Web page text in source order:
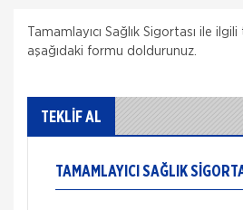
ŞUBELERIMIZ
MÜŞTERI GIRIŞI
TEKLİF AL
Tamamlayıcı Sağlık Sigortası ile
aşağıdaki formu doldurunuz.
TEKLİF AL
TAMAMLAYICI SAĞLIK